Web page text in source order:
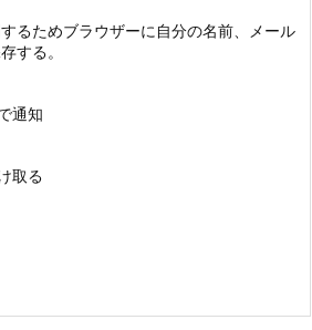
るためブラウザーに自分の名前、メール
する。
通知
取る